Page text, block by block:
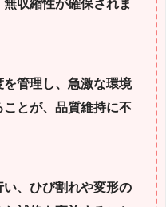
収縮性が確保されま
管理し、急激な環境
とが、品質維持に不
、ひび割れや変形の